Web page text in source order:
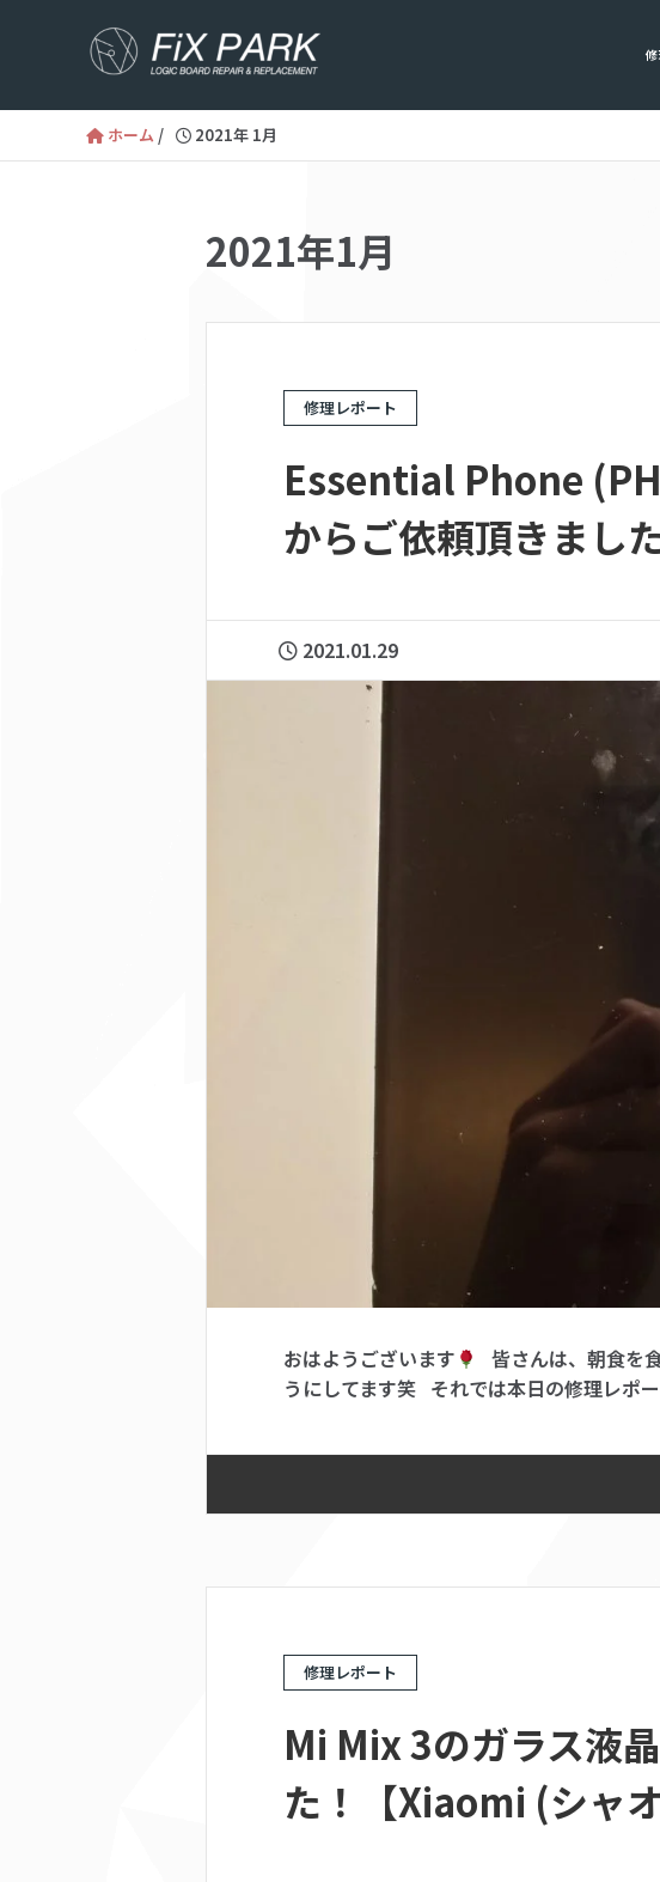
ホーム / 2021年 1月
2021年1月
修理レポート
Essential Phone
からご依頼頂きまし
2021.01.29
おはようございます 皆さんは、朝食を
うにしてます笑 それでは本日の修理レポ
修理レポート
Mi Mix 3のガラス液
た！【Xiaomi (シャオ